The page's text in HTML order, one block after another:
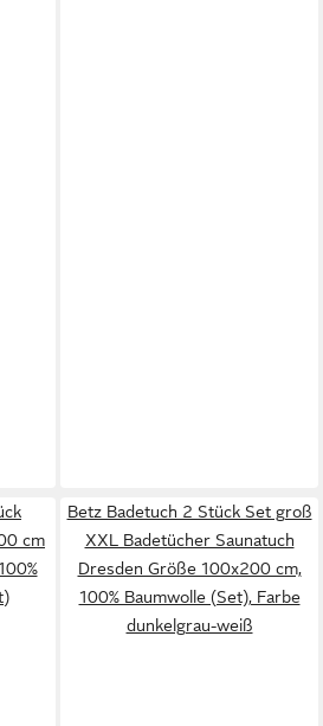
cm
Betz Badetuch 2 Stück Set groß
XXL Badetücher Saunatuch
Dresden Größe 100x200 cm,
100% Baumwolle (Set), Farbe
dunkelgrau-weiß